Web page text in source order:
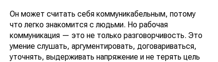
Он может считать себя коммуникабельным, потому
что легко знакомится с людьми. Но рабочая
коммуникация — это не только разговорчивость. Это
умение слушать, аргументировать, договариваться,
уточнять, выдерживать напряжение и не терять цель